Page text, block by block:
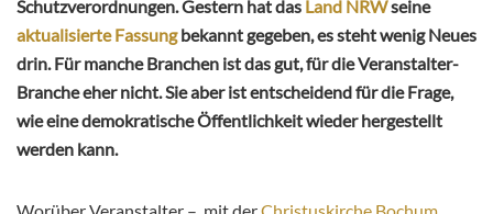
Schutzverordnungen. Gestern hat das Land NRWseine
aktualisierte Fassungbekannt gegeben, es steht wenig Neues
drin. Für manche Branchen ist das gut, für die Veranstalter-
Branche eher nicht. Sie aber ist entscheidend für die Frage,
wie eine demokratische Öffentlichkeit wieder hergestellt
werden kann.
Worüber Veranstalter – mit derChristuskirche Bochum